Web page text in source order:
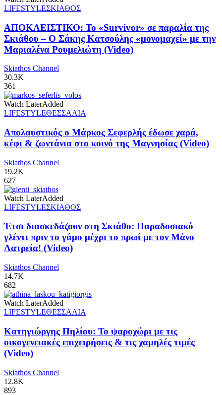
LIFESTYLEΣΚΙΑΘΟΣ
ΑΠΟΚΛΕΙΣΤΙΚΟ: Το «Survivor» σε παραλία της
Σκιάθου – Ο Σάκης Κατσούλης «μονομαχεί» με την
Μαριαλένα Ρουμελιώτη (Video)
Skiathos Channel
30.3K
361
Watch LaterAdded
LIFESTYLEΘΕΣΣΑΛΙΑ
Απολαυστικός ο Μάρκος Σεφερλής έδωσε χαρά,
κέφι & ζωντάνια στο κοινό της Μαγνησίας (Video)
Skiathos Channel
19.2K
627
Watch LaterAdded
LIFESTYLEΣΚΙΑΘΟΣ
Έτσι διασκεδάζουν στη Σκιάθο: Παραδοσιακό
γλέντι πριν το γάμο μέχρι το πρωί με τον Μάνο
Λατρεία! (Video)
Skiathos Channel
14.7K
682
Watch LaterAdded
LIFESTYLEΘΕΣΣΑΛΙΑ
Κατηγιώργης Πηλίου: Το ψαροχώρι με τις
οικογενειακές επιχειρήσεις & τις χαμηλές τιμές
(Video)
Skiathos Channel
12.8K
893